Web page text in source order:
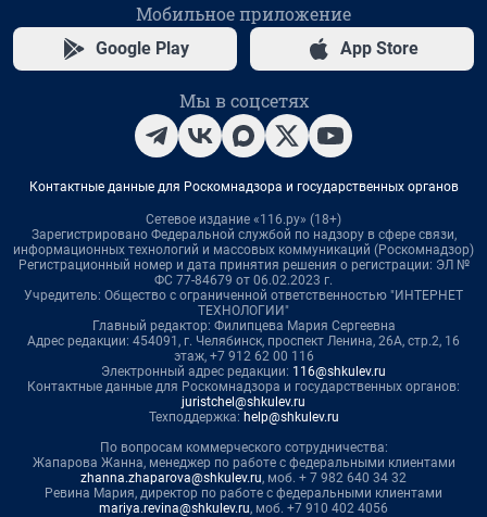
Мобильное приложение
Google Play App Store
Мы в соцсетях
Контактные данные для Роскомнадзора и государственных органов
Сетевое издание «116.ру» (18+)
Зарегистрировано Федеральной службой по надзору в сфере связи,
информационных технологий и массовых коммуникаций (Роскомнадзор)
Регистрационный номер и дата принятия решения о регистрации: ЭЛ №
ФС 77-84679 от 06.02.2023 г.
Учредитель: Общество с ограниченной ответственностью "ИНТЕРНЕТ
ТЕХНОЛОГИИ"
Главный редактор: Филипцева Мария Сергеевна
Адрес редакции: 454091, г. Челябинск, проспект Ленина, 26А, стр.2, 16
этаж, +7 912 62 00 116
Электронный адрес редакции: 116@shkulev.ru
Контактные данные для Роскомнадзора и государственных органов:
juristchel@shkulev.ru
Техподдержка: help@shkulev.ru
По вопросам коммерческого сотрудничества:
Жапарова Жанна, менеджер по работе с федеральными клиентами
zhanna.zhaparova@shkulev.ru, моб. + 7 982 640 34 32
Ревина Мария, директор по работе с федеральными клиентами
mariya.revina@shkulev.ru, моб. +7 910 402 4056